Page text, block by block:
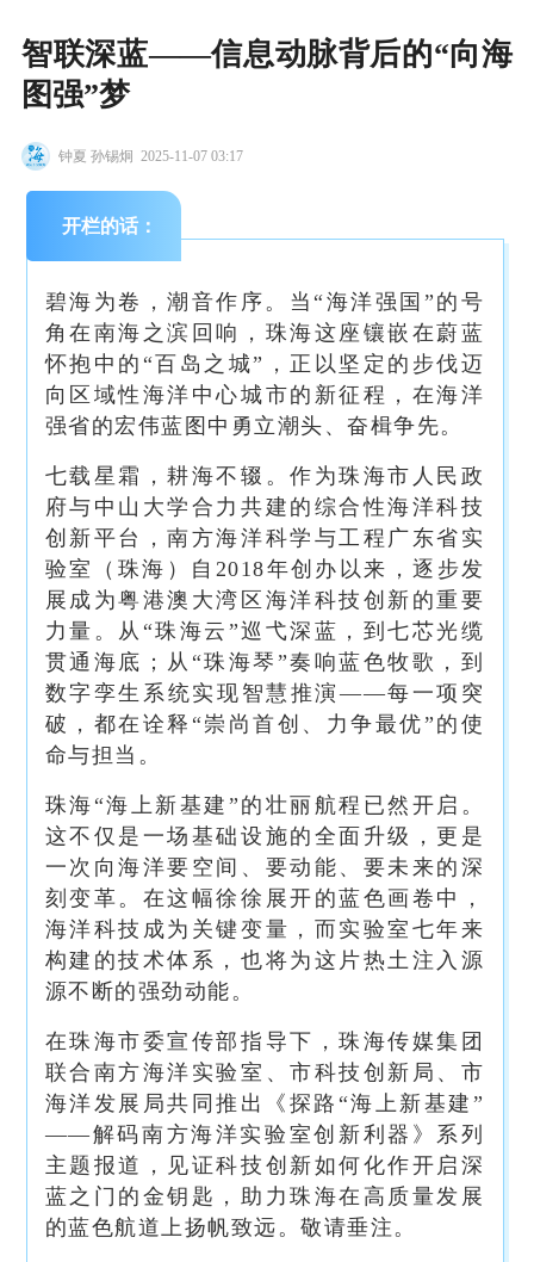
智联深蓝——信息动脉背后的“向海
图强”梦
钟夏 孙锡炯 2025-11-07 03:17
开栏的话：
碧海为卷，潮音作序。当“海洋强国”的号
角在南海之滨回响，珠海这座镶嵌在蔚蓝
怀抱中的“百岛之城”，正以坚定的步伐迈
向区域性海洋中心城市的新征程，在海洋
强省的宏伟蓝图中勇立潮头、奋楫争先。
七载星霜，耕海不辍。作为珠海市人民政
府与中山大学合力共建的综合性海洋科技
创新平台，南方海洋科学与工程广东省实
验室（珠海）自2018年创办以来，逐步发
展成为粤港澳大湾区海洋科技创新的重要
力量。从“珠海云”巡弋深蓝，到七芯光缆
贯通海底；从“珠海琴”奏响蓝色牧歌，到
数字孪生系统实现智慧推演——每一项突
破，都在诠释“崇尚首创、力争最优”的使
命与担当。
珠海“海上新基建”的壮丽航程已然开启。
这不仅是一场基础设施的全面升级，更是
一次向海洋要空间、要动能、要未来的深
刻变革。在这幅徐徐展开的蓝色画卷中，
海洋科技成为关键变量，而实验室七年来
构建的技术体系，也将为这片热土注入源
源不断的强劲动能。
在珠海市委宣传部指导下，珠海传媒集团
联合南方海洋实验室、市科技创新局、市
海洋发展局共同推出《探路“海上新基建”
——解码南方海洋实验室创新利器》系列
主题报道，见证科技创新如何化作开启深
蓝之门的金钥匙，助力珠海在高质量发展
的蓝色航道上扬帆致远。敬请垂注。